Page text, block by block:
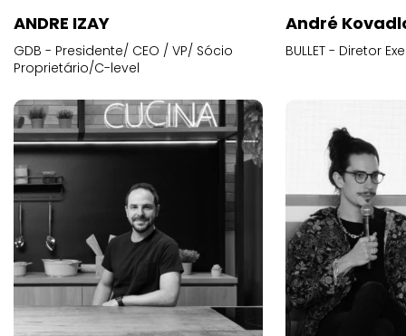
ANDRE IZAY
GDB - Presidente/ CEO / VP/ Sócio
Proprietário/C-level
André
BULLET - Diretor